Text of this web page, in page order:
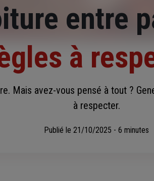
entre
à
Mais avez-vous pensé à tout ?
à respecter.
Publié le 21/10/2025 - 6 minutes